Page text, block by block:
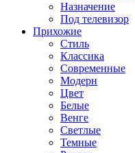
Назначение
Под телевизор
Прихожие
Стиль
Классика
Современные
Модерн
Цвет
Белые
Венге
Светлые
Темные